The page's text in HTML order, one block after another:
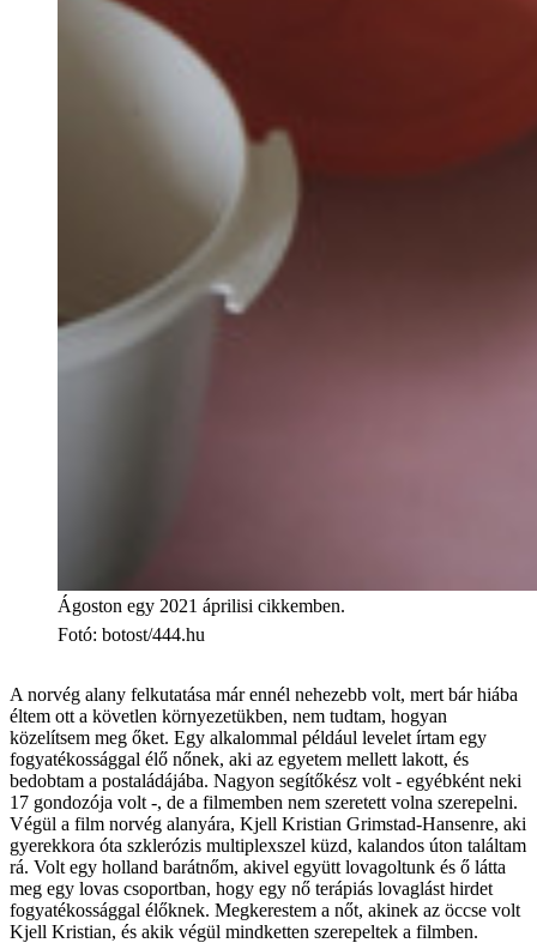
Ágoston egy 2021 áprilisi cikkemben.
Fotó: botost/444.hu
A norvég alany felkutatása már ennél nehezebb volt, mert bár hiába
éltem ott a követlen környezetükben, nem tudtam, hogyan
közelítsem meg őket. Egy alkalommal például levelet írtam egy
fogyatékossággal élő nőnek, aki az egyetem mellett lakott, és
bedobtam a postaládájába. Nagyon segítőkész volt - egyébként neki
17 gondozója volt -, de a filmemben nem szeretett volna szerepelni.
Végül a film norvég alanyára, Kjell Kristian Grimstad-Hansenre, aki
gyerekkora óta szklerózis multiplexszel küzd, kalandos úton találtam
rá. Volt egy holland barátnőm, akivel együtt lovagoltunk és ő látta
meg egy lovas csoportban, hogy egy nő terápiás lovaglást hirdet
fogyatékossággal élőknek. Megkerestem a nőt, akinek az öccse volt
Kjell Kristian, és akik végül mindketten szerepeltek a filmben.